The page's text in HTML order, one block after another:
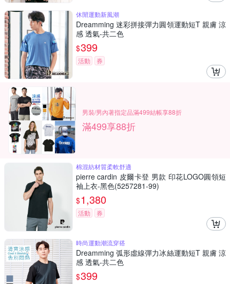
休閒運動新風潮
Dreamming 迷彩拼接彈力圓領運動短T 親膚 涼
感 透氣-共二色
$399
活動 券
男裝/男內著指定品滿499結帳享88折
滿499享88折
棉混紡材質柔軟舒適
pierre cardin 皮爾卡登 男款 印花LOGO圓領短
袖上衣-黑色(5257281-99)
$1,380
活動 券
時尚運動潮流穿搭
Dreamming 弧形虛線彈力冰絲運動短T 親膚 涼
感 透氣-共二色
$399